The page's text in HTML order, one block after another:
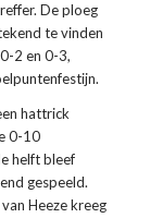
De ploeg
te vinden
2 en 0-3,
hattrick
0-10
helft bleef
gespeeld.
Heeze kreeg